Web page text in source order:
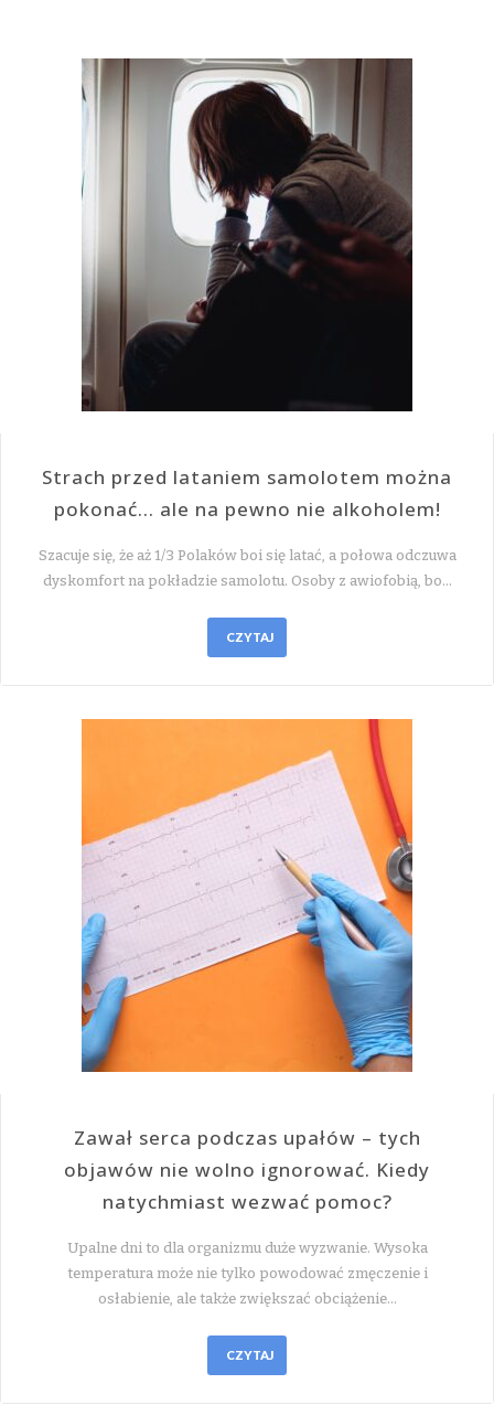
Strach przed lataniem samolotem można
pokonać… ale na pewno nie alkoholem!
Szacuje się, że aż 1/3 Polaków boi się latać, a połowa odczuwa
dyskomfort na pokładzie samolotu. Osoby z awiofobią, bo…
CZYTAJ
Zawał serca podczas upałów – tych
objawów nie wolno ignorować. Kiedy
natychmiast wezwać pomoc?
Upalne dni to dla organizmu duże wyzwanie. Wysoka
temperatura może nie tylko powodować zmęczenie i
osłabienie, ale także zwiększać obciążenie…
CZYTAJ